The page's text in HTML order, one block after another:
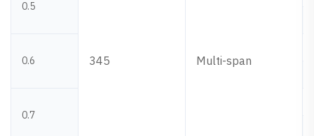
0.5
345 Multi-span
0.6
0.7